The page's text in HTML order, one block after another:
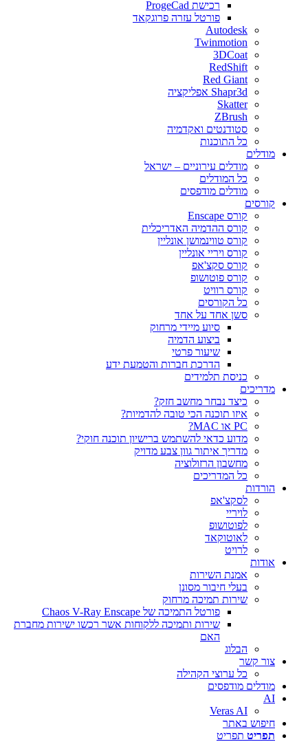
רכישת ProgeCad
פורטל עזרה פרוגקאד
Autodesk
Twinmotion
3DCoat
RedShift
Red Giant
Shapr3d אפליקציה
Skatter
ZBrush
סטודנטים ואקדמיה
כל התוכנות
מודלים
מודלים עירוניים – ישראל
כל המודלים
מודלים מודפסים
קורסים
קורס Enscape
קורס ההדמיה האדריכלית
קורס טווינמושן אונליין
קורס ויריי אונליין
קורס סקצ'אפ
קורס פוטושופ
קורס רוויט
כל הקורסים
סשן אחד על אחד
סיוע מיידי מרחוק
ביצוע הדמיה
שיעור פרטי
הדרכת חברות והטמעת ידע
כניסת תלמידים
מדריכים
כיצד נבחר מחשב חזק?
איזו תוכנה הכי טובה להדמיות?‎‎
PC או MAC?
מדוע כדאי להשתמש ברישיון תוכנה חוקי?
מדריך איתור גוון צבע מדויק
מחשבון הרזולוציה
כל המדריכים
הורדות
לסקצ'אפ
לויריי
לפוטושופ
לאוטוקאד
לרויט
אודות
אמנת השירות
בעלי חיבור מסונן
שירות תמיכה מרחוק
פורטל התמיכה של Chaos V-Ray Enscape
שירות ותמיכה ללקוחות אשר רכשו ישירות מחברת
האם
הבלוג
צור קשר
כל ערוצי הקהילה
מודלים מודפסים
AI
Veras AI
חיפוש באתר
תפריט תפריט